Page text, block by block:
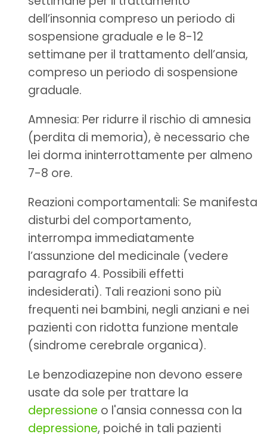
dell’insonnia compreso un periodo di
sospensione graduale e le 8-12
settimane per il trattamento dell’ansia,
compreso un periodo di sospensione
graduale.
Amnesia: Per ridurre il rischio di amnesia
(perdita di memoria), è necessario che
lei dorma ininterrottamente per almeno
7-8 ore.
Reazioni comportamentali: Se manifesta
disturbi del comportamento,
interrompa immediatamente
l’assunzione del medicinale (vedere
paragrafo 4. Possibili effetti
indesiderati). Tali reazioni sono più
frequenti nei bambini, negli anziani e nei
pazienti con ridotta funzione mentale
(sindrome cerebrale organica).
Le benzodiazepine non devono essere
usate da sole per trattare la
depressione o l'ansia connessa con la
depressione, poiché in tali pazienti